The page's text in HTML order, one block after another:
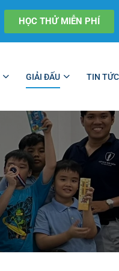
HỌC THỬ MIỄN PHÍ
GIẢI ĐẤU TIN TỨC